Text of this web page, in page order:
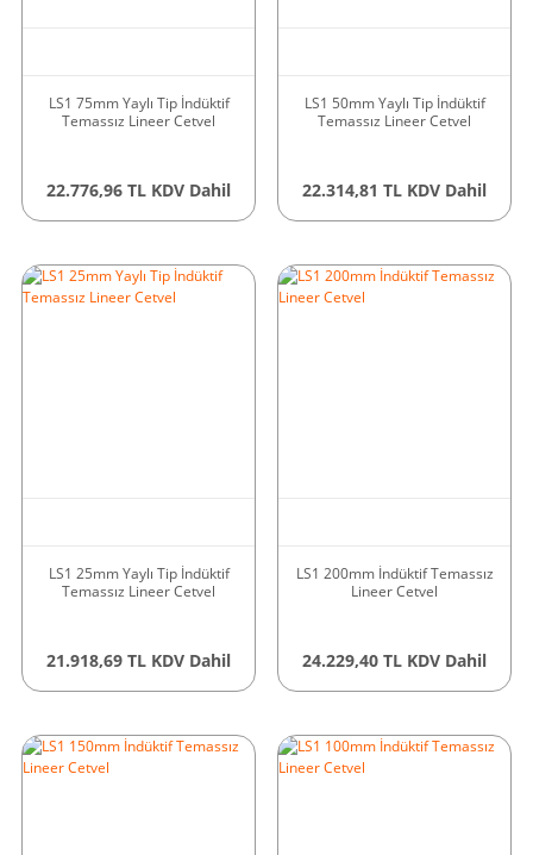
LS1 75mm Yaylı Tip İndüktif
Temassız Lineer Cetvel
22.776,96 TL KDV Dahil
LS1 50mm Yaylı Tip İndüktif
Temassız Lineer Cetvel
22.314,81 TL KDV Dahil
LS1 25mm Yaylı Tip İndüktif
Temassız Lineer Cetvel
21.918,69 TL KDV Dahil
LS1 200mm İndüktif Temassız
Lineer Cetvel
24.229,40 TL KDV Dahil